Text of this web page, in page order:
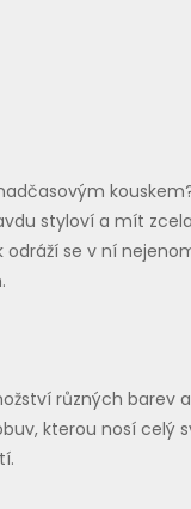
styloví a mít
se v ní
různých barev
kterou nosí celý